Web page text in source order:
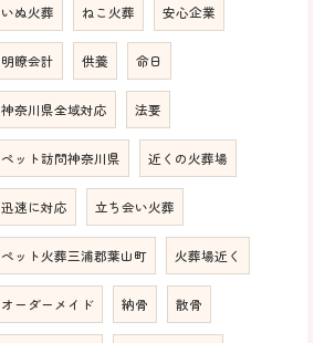
いぬ火葬 ねこ火葬 安心企業
明瞭会計 供養 命日
神奈川県全域対応 法要
ペット訪問神奈川県 近くの火葬場
迅速に対応 立ち会い火葬
ペット火葬三浦郡葉山町 火葬場近く
オーダーメイド 納骨 散骨